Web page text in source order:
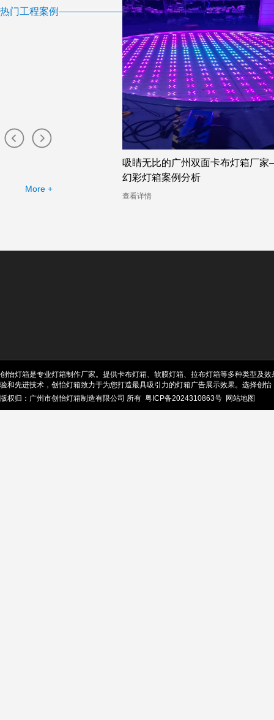
热门工程案例
More +
吸睛无比的广州双面卡布灯箱厂
幻彩灯箱案例分析
查看详情
创怡灯箱是专业灯箱制作厂家。提供卡布灯箱、软膜灯箱、拉布灯箱等多种类型及
验和先进技术，创怡灯箱致力于为您打造最具吸引力的灯箱广告展示效果。选择创怡
版权归：广州市创怡灯箱制造有限公司 所有 粤ICP备2024310863号 网站地图